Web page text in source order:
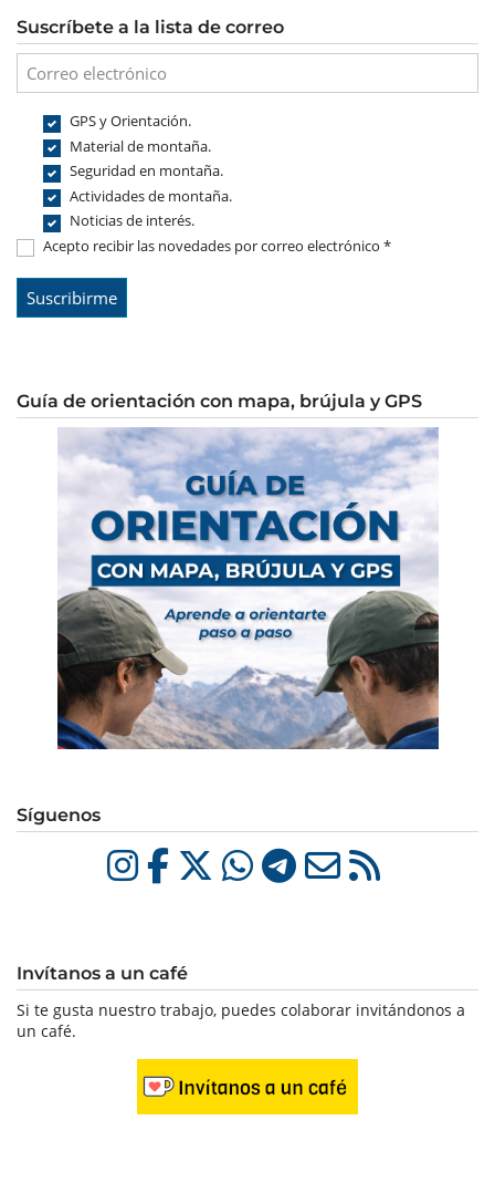
Suscríbete a la lista de correo
GPS y Orientación.
Material de montaña.
Seguridad en montaña.
Actividades de montaña.
Noticias de interés.
Acepto recibir las novedades por correo electrónico *
Guía de orientación con mapa, brújula y GPS
Síguenos
Invítanos a un café
Si te gusta nuestro trabajo, puedes colaborar invitándonos a
un café.